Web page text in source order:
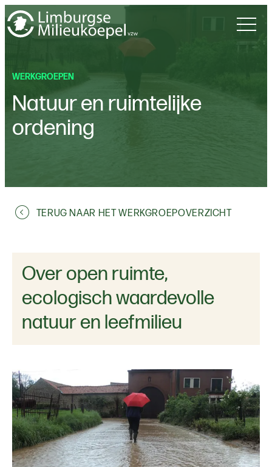
WERKGROEPEN
Natuur en ruimtelijke
ordening
TERUG NAAR HET WERKGROEPOVERZICHT
Over open ruimte,
ecologisch waardevolle
natuur en leefmilieu